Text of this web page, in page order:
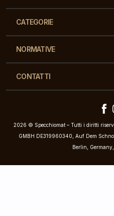
CATEGORIE
NORMATIVE
CONTATTI
2026 © Specchiomat – Tutti i diritti
GMBH DE319960340, Auf Dem
Berlin,